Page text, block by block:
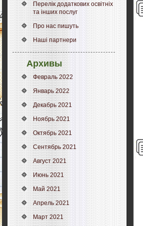
Перелік додаткових освітніх
та інших послуг
Про нас пишуть
Наші партнери
Архивы
Февраль 2022
Январь 2022
Декабрь 2021
Ноябрь 2021
Октябрь 2021
Сентябрь 2021
Август 2021
Июнь 2021
Май 2021
Апрель 2021
Март 2021